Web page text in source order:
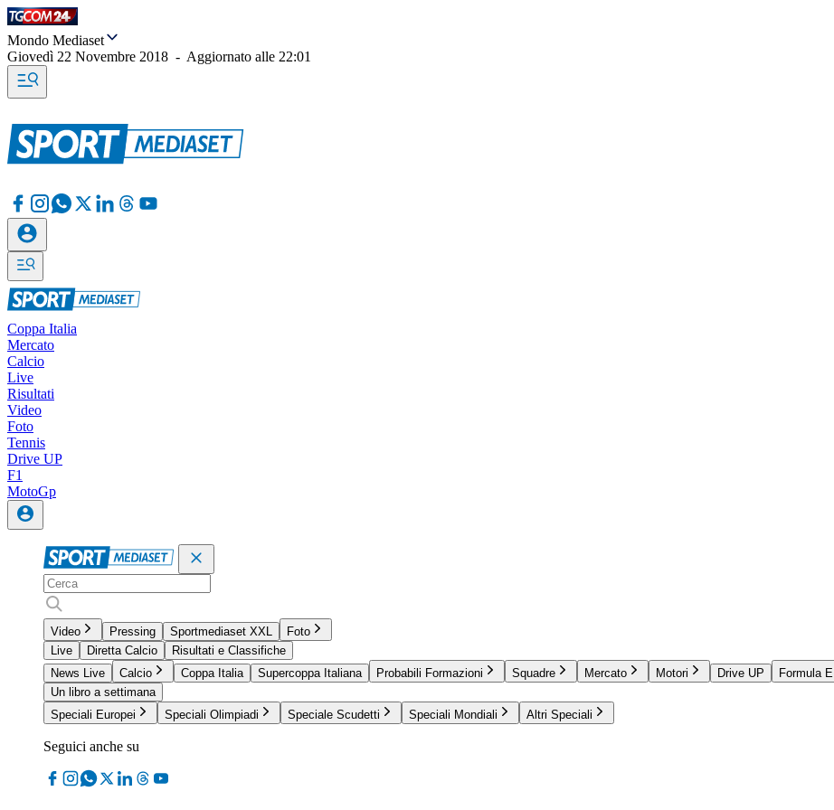
Mondo Mediaset
Giovedì 22 Novembre 2018 - Aggiornato alle 22:01
Coppa Italia
Mercato
Calcio
Live
Risultati
Video
Foto
Tennis
Drive UP
F1
MotoGp
Video Pressing Sportmediaset XXL
Foto
Live
Diretta Calcio
Risultati e Classifiche
News Live
Calcio Coppa Italia Supercoppa Italiana Probabili Formazioni Squadre Mercato Motori Drive UP Formula E
Un libro a settimana
Speciali Europei
Speciali Olimpiadi Speciale Scudetti Speciali Mondiali Altri Speciali
Seguici anche su